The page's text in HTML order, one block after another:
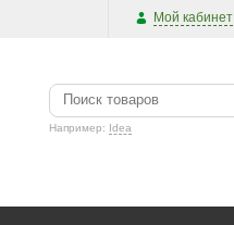
Мой кабинет
Например: Idea